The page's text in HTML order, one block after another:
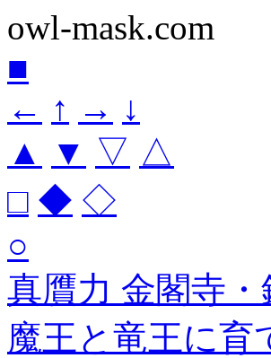
owl-mask.com
■
← ↑ → ↓
▲
▼ ▽ △
□ ◆ ◇
○
真贋力 金閣寺
魔王と竜王に育